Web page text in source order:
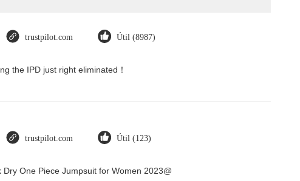
trustpilot.com Útil (8987)
the IPD just right eliminated！
trustpilot.com Útil (123)
One Piece Jumpsuit for Women 2023@